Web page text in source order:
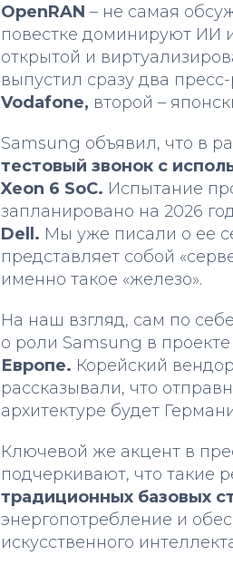
OpenRAN – не самая
повестке доминируют ИИ
открытой и
выпустил сразу два
Vodafone, второй –
Samsung объявил, что в
тестовый звонок с
Xeon 6 SoC. Испытание
запланировано на 2026
Dell. Мы уже писали о ее
представляет собой
именно такое «железо».
На наш взгляд, сам по
о роли Samsung в
Европе. Корейский
рассказывали, что
архитектуре будет
Ключевой же акцент в
подчеркивают, что такие
традиционных базовых
энергопотребление и
искусственного